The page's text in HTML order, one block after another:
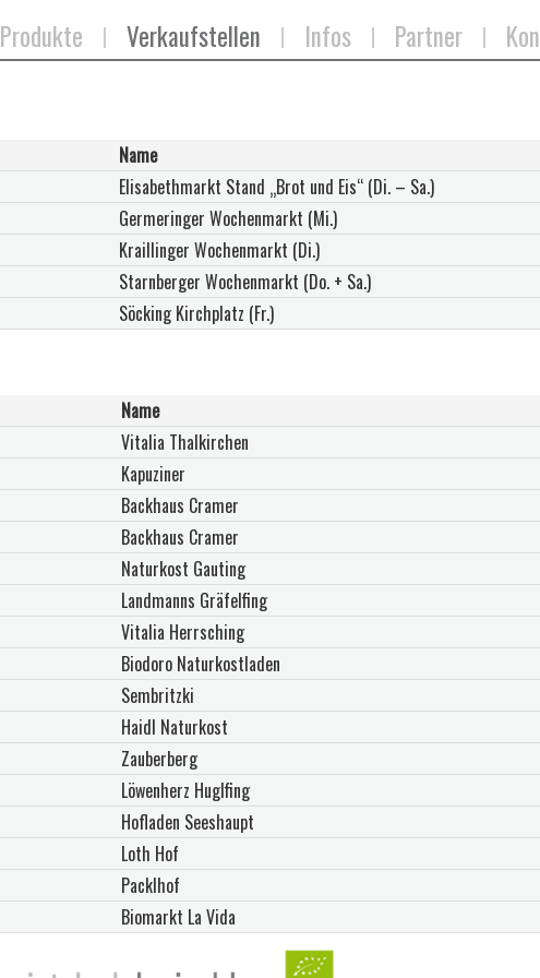
Produkte Verkaufstellen Infos Partner
Name
Elisabethmarkt Stand „Brot und Eis“ (Di. – Sa.)
Germeringer Wochenmarkt (Mi.)
Kraillinger Wochenmarkt (Di.)
Starnberger Wochenmarkt (Do. + Sa.)
Söcking Kirchplatz (Fr.)
Name
Vitalia Thalkirchen
Kapuziner
Backhaus Cramer
Backhaus Cramer
Naturkost Gauting
Landmanns Gräfelfing
Vitalia Herrsching
Biodoro Naturkostladen
Sembritzki
Haidl Naturkost
Zauberberg
Löwenherz Huglfing
Hofladen Seeshaupt
Loth Hof
Packlhof
Biomarkt La Vida